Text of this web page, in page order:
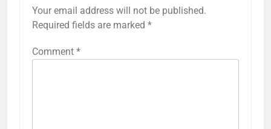
Your email address will not be published.
Required fields are marked *
Comment *